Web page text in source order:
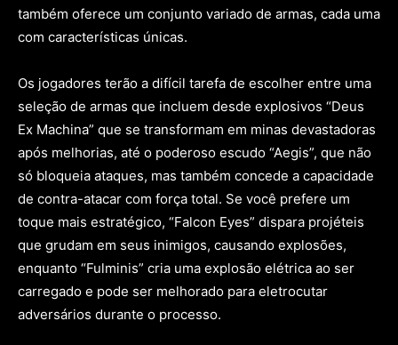
também oferece um conjunto variado de armas, cada uma
com características únicas.
Os jogadores terão a difícil tarefa de escolher entre uma
seleção de armas que incluem desde explosivos “Deus
Ex Machina” que se transformam em minas devastadoras
após melhorias, até o poderoso escudo “Aegis”, que não
só bloqueia ataques, mas também concede a capacidade
de contra-atacar com força total. Se você prefere um
toque mais estratégico, “Falcon Eyes” dispara projéteis
que grudam em seus inimigos, causando explosões,
enquanto “Fulminis” cria uma explosão elétrica ao ser
carregado e pode ser melhorado para eletrocutar
adversários durante o processo.